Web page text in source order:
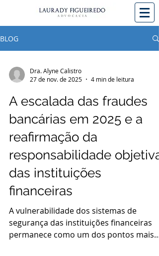
BLOG
Dra. Alyne Calistro
27 de nov. de 2025
4 min de leitura
A escalada das fraudes
bancárias em 2025 e a
reafirmação da
responsabilidade objetiva
das instituições
financeiras
A vulnerabilidade dos sistemas de
segurança das instituições financeiras
permanece como um dos pontos mais